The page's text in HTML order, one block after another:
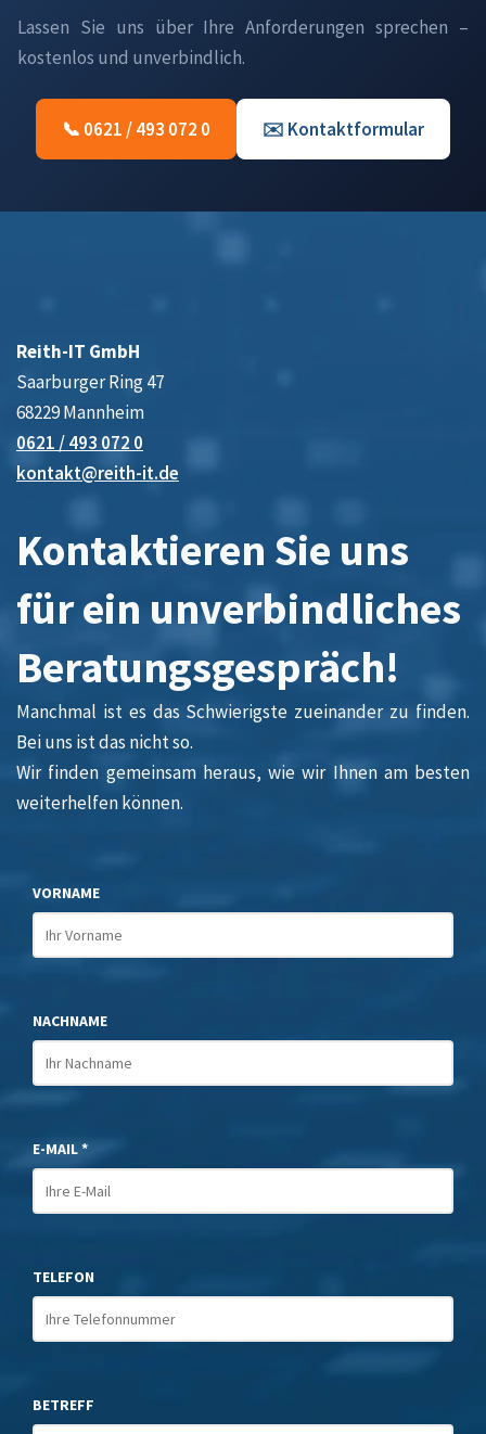
Lassen Sie uns über Ihre Anforderungen sprechen –
kostenlos und unverbindlich.
📞 0621 / 493 072 0 ✉️ Kontaktformular
Reith-IT GmbH
Saarburger Ring 47
68229 Mannheim
0621 / 493 072 0
kontakt@reith-it.de
Kontaktieren Sie uns
für ein unverbindliches
Beratungsgespräch!
Manchmal ist es das Schwierigste zueinander zu finden.
Bei uns ist das nicht so.
Wir finden gemeinsam heraus, wie wir Ihnen am besten
weiterhelfen können.
VORNAME
NACHNAME
E-MAIL *
TELEFON
BETREFF